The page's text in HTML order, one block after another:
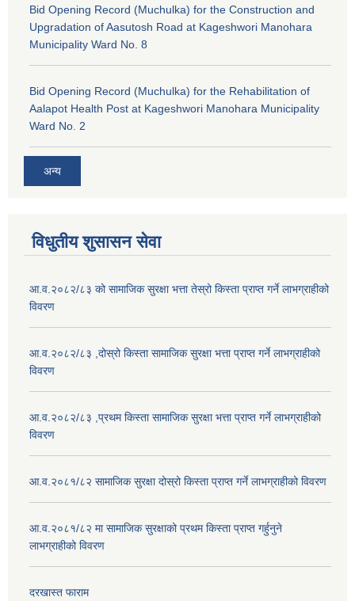
Bid Opening Record (Muchulka) for the Construction and
Upgradation of Aasutosh Road at Kageshwori Manohara
Municipality Ward No. 8
Bid Opening Record (Muchulka) for the Rehabilitation of
Aalapot Health Post at Kageshwori Manohara Municipality
Ward No. 2
अन्य
विधुतीय शुसासन सेवा
आ.व.२०८२/८३ को सामाजिक सुरक्षा भत्ता तेस्रो किस्ता प्राप्त गर्ने लाभग्राहीको
विवरण
आ.व.२०८२/८३ ,दोस्रो किस्ता सामाजिक सुरक्षा भत्ता प्राप्त गर्ने लाभग्राहीको
विवरण
आ.व.२०८२/८३ ,प्रथम किस्ता सामाजिक सुरक्षा भत्ता प्राप्त गर्ने लाभग्राहीको
विवरण
आ.व.२०८१/८२ सामाजिक सुरक्षा दोस्रो किस्ता प्राप्त गर्ने लाभग्राहीको विवरण
आ.व.२०८१/८२ मा सामाजिक सुरक्षाको प्रथम किस्ता प्राप्त गर्हुनुने
लाभग्राहीको विवरण
दरखास्त फाराम